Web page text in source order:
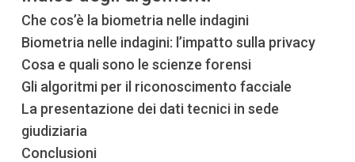
Che cos’è la biometria nelle indagini
Biometria nelle indagini: l’impatto sulla privacy
Cosa e quali sono le scienze forensi
Gli algoritmi per il riconoscimento facciale
La presentazione dei dati tecnici in sede
giudiziaria
Conclusioni